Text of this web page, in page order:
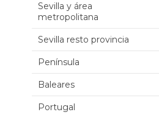
Sevilla y área
metropolitana
Sevilla resto provincia
Península
Baleares
Portugal